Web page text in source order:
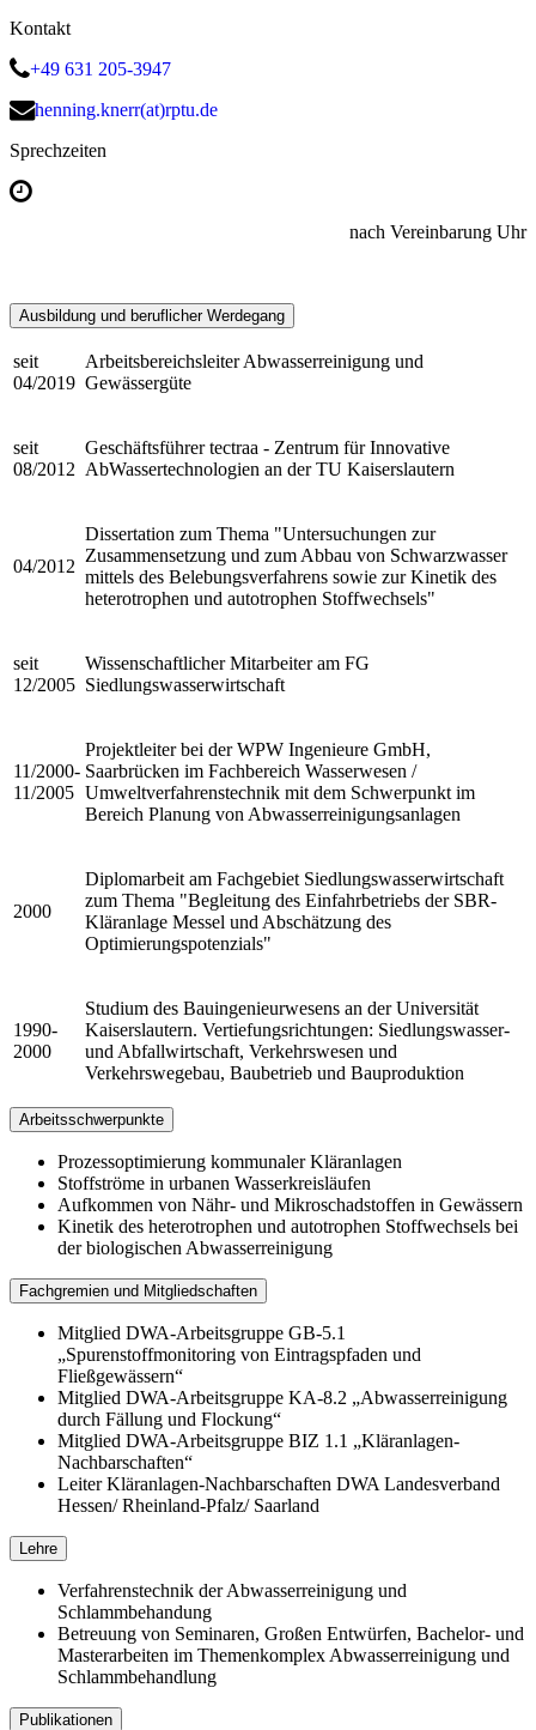
Kontakt
+49 631 205-3947
henning.knerr(at)rptu.de
Sprechzeiten
nach Vereinbarung Uhr
Ausbildung und beruflicher Werdegang
seit
04/2019
Arbeitsbereichsleiter Abwasserreinigung und
Gewässergüte
seit
08/2012
Geschäftsführer tectraa - Zentrum für Innovative
AbWassertechnologien an der TU Kaiserslautern
04/2012
Dissertation zum Thema "Untersuchungen zur
Zusammensetzung und zum Abbau von Schwarzwasser
mittels des Belebungsverfahrens sowie zur Kinetik des
heterotrophen und autotrophen Stoffwechsels"
seit
12/2005
Wissenschaftlicher Mitarbeiter am FG
Siedlungswasserwirtschaft
11/2000-
11/2005
Projektleiter bei der WPW Ingenieure GmbH,
Saarbrücken im Fachbereich Wasserwesen /
Umweltverfahrenstechnik mit dem Schwerpunkt im
Bereich Planung von Abwasserreinigungsanlagen
2000
Diplomarbeit am Fachgebiet Siedlungswasserwirtschaft
zum Thema "Begleitung des Einfahrbetriebs der SBR-
Kläranlage Messel und Abschätzung des
Optimierungspotenzials"
1990-
2000
Studium des Bauingenieurwesens an der Universität
Kaiserslautern. Vertiefungsrichtungen: Siedlungswasser-
und Abfallwirtschaft, Verkehrswesen und
Verkehrswegebau, Baubetrieb und Bauproduktion
Arbeitsschwerpunkte
Prozessoptimierung kommunaler Kläranlagen
Stoffströme in urbanen Wasserkreisläufen
Aufkommen von Nähr- und Mikroschadstoffen in Gewässern
Kinetik des heterotrophen und autotrophen Stoffwechsels bei
der biologischen Abwasserreinigung
Fachgremien und Mitgliedschaften
Mitglied DWA-Arbeitsgruppe GB-5.1
„Spurenstoffmonitoring von Eintragspfaden und
Fließgewässern“
Mitglied DWA-Arbeitsgruppe KA-8.2 „Abwasserreinigung
durch Fällung und Flockung“
Mitglied DWA-Arbeitsgruppe BIZ 1.1 „Kläranlagen-
Nachbarschaften“
Leiter Kläranlagen-Nachbarschaften DWA Landesverband
Hessen/ Rheinland-Pfalz/ Saarland
Lehre
Verfahrenstechnik der Abwasserreinigung und
Schlammbehandung
Betreuung von Seminaren, Großen Entwürfen, Bachelor- und
Masterarbeiten im Themenkomplex Abwasserreinigung und
Schlammbehandlung
Publikationen